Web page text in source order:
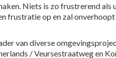
Niets is zo frustrerend als
frustratie op en zal
van diverse
/ Veursestraatweg en